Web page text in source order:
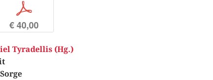
p
€ 40,00
Tyradellis (Hg.)